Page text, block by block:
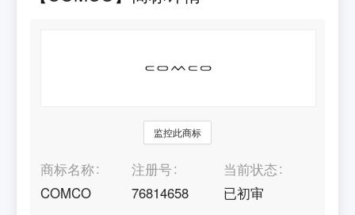
监控此商标
商标名称
COMCO
注册号
76814658
当前状态
已初审